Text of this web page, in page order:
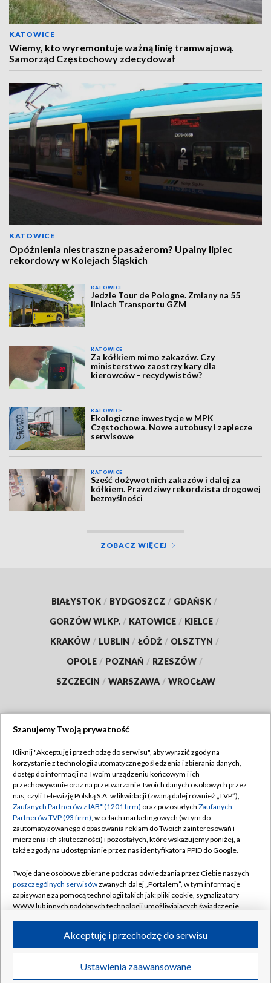
KATOWICE
Wiemy, kto wyremontuje ważną linię tramwajową.
Samorząd Częstochowy zdecydował
KATOWICE
Opóźnienia niestraszne pasażerom? Upalny lipiec
rekordowy w Kolejach Śląskich
KATOWICE
Jedzie Tour de Pologne. Zmiany na 55
liniach Transportu GZM
KATOWICE
Za kółkiem mimo zakazów. Czy
ministerstwo zaostrzy kary dla
kierowców - recydywistów?
KATOWICE
Ekologiczne inwestycje w MPK
Częstochowa. Nowe autobusy i zaplecze
serwisowe
KATOWICE
Sześć dożywotnich zakazów i dalej za
kółkiem. Prawdziwy rekordzista drogowej
bezmyślności
ZOBACZ WIĘCEJ
BIAŁYSTOK / BYDGOSZCZ / GDAŃSK /
GORZÓW WLKP. / KATOWICE / KIELCE /
KRAKÓW / LUBLIN / ŁÓDŹ / OLSZTYN /
OPOLE / POZNAŃ / RZESZÓW /
SZCZECIN / WARSZAWA / WROCŁAW
TVP
Abonament TVP
Emisja w TVP
Centrum informacji TVP
Naziemna Telewizja Cyfrowa
Rada Programowa
System NOS
Informacje o nadawcy
Program dla prasy
Ogłoszenie przetargowe
Regulamin TVP
Polityka prywatności
Moje zgody
Pomoc
Kontakt
Kanały
©2026 Telewizja Polska S.A. w likwidacji
Szanujemy Twoją prywatność
Kliknij "Akceptuję i przechodzę do serwisu", aby wyrazić zgody na
korzystanie z technologii automatycznego śledzenia i zbierania danych,
dostęp do informacji na Twoim urządzeniu końcowym i ich
przechowywanie oraz na przetwarzanie Twoich danych osobowych przez
nas, czyli Telewizję Polską S.A. w likwidacji (zwaną dalej również „TVP”),
Zaufanych Partnerów z IAB* (1201 firm) oraz pozostałych Zaufanych
Partnerów TVP (93 firm), w celach marketingowych (w tym do
zautomatyzowanego dopasowania reklam do Twoich zainteresowań i
mierzenia ich skuteczności) i pozostałych, które wskazujemy poniżej, a
także zgody na udostępnianie przez nas identyfikatora PPID do Google.
Twoje dane osobowe zbierane podczas odwiedzania przez Ciebie naszych
poszczególnych serwisówzwanych dalej „Portalem”, w tym informacje
zapisywane za pomocą technologii takich jak: pliki cookie, sygnalizatory
WWW lub innych podobnych technologii umożliwiających świadczenie
ruchu w Internecie.
Twoje dane osobowe zbierane podczas odwiedzania przez Ciebie
poszczególnych serwisówna Portalu, takie jak adresy IP, identyfikatory
Ustawienia zaawansowane
Akceptuję i przechodzę do serwisu